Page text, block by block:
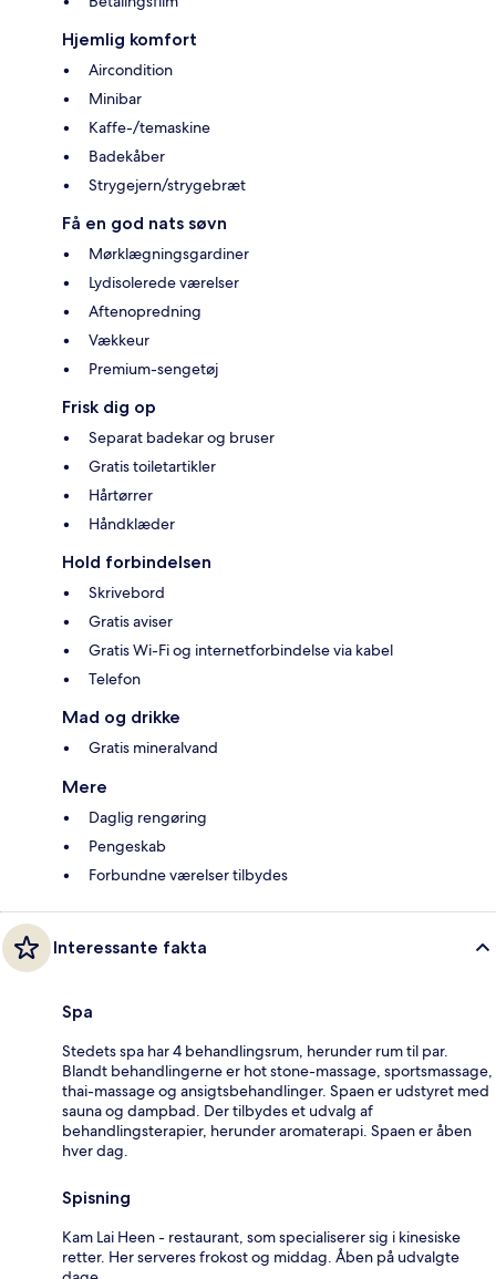
Hjemlig komfort
Aircondition
Minibar
Kaffe-/temaskine
Badekåber
Strygejern/strygebræt
Få en god nats søvn
Mørklægningsgardiner
Lydisolerede værelser
Aftenopredning
Vækkeur
Premium-sengetøj
Frisk dig op
Separat badekar og bruser
Gratis toiletartikler
Hårtørrer
Håndklæder
Hold forbindelsen
Skrivebord
Gratis aviser
Gratis Wi-Fi og internetforbindelse via kabel
Telefon
Mad og drikke
Gratis mineralvand
Mere
Daglig rengøring
Pengeskab
Forbundne værelser tilbydes
Interessante fakta
Spa
Stedets spa har 4 behandlingsrum, herunder rum til par.
Blandt behandlingerne er hot stone-massage, sportsmassage,
thai-massage og ansigtsbehandlinger. Spaen er udstyret med
sauna og dampbad. Der tilbydes et udvalg af
behandlingsterapier, herunder aromaterapi. Spaen er åben
hver dag.
Spisning
Kam Lai Heen - restaurant, som specialiserer sig i kinesiske
retter. Her serveres frokost og middag. Åben på udvalgte